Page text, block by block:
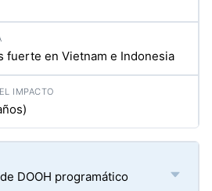
fuerte en Vietnam e Indonesia
DOOH programático